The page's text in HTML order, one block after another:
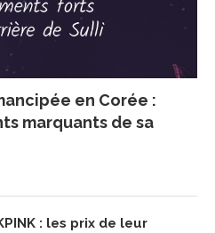
en Corée :
marquants de sa
: les prix de leur